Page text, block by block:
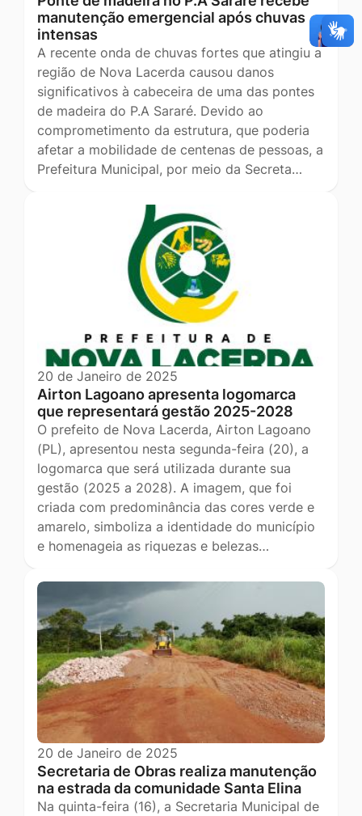
manutenção emergencial após chuvas
intensas
A recente onda de chuvas fortes que atingiu a
região de Nova Lacerda causou danos
significativos à cabeceira de uma das pontes
de madeira do P.A Sararé. Devido ao
comprometimento da estrutura, que poderia
afetar a mobilidade de centenas de pessoas, a
Prefeitura Municipal, por meio da Secreta…
20 de Janeiro de 2025
Airton Lagoano apresenta logomarca
que representará gestão 2025-2028
O prefeito de Nova Lacerda, Airton Lagoano
(PL), apresentou nesta segunda-feira (20), a
logomarca que será utilizada durante sua
gestão (2025 a 2028). A imagem, que foi
criada com predominância das cores verde e
amarelo, simboliza a identidade do município
e homenageia as riquezas e belezas…
20 de Janeiro de 2025
Secretaria de Obras realiza manutenção
na estrada da comunidade Santa Elina
Na quinta-feira (16), a Secretaria Municipal de